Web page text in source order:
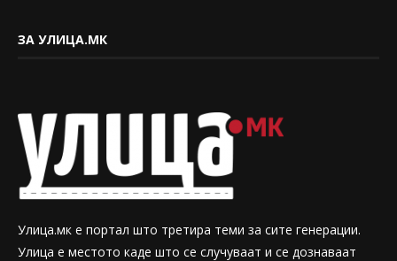
ЗА УЛИЦА.МК
Улица.мк е портал што третира теми за сите генерации.
Улица е местото каде што се случуваат и се дознаваат